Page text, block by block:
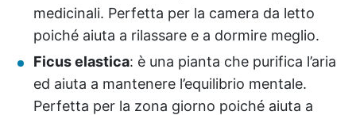
medicinali. Perfetta per la camera da letto
poiché aiuta a rilassare e a dormire meglio.
Ficus elastica: è una pianta che purifica l’aria
ed aiuta a mantenere l’equilibrio mentale.
Perfetta per la zona giorno poiché aiuta a